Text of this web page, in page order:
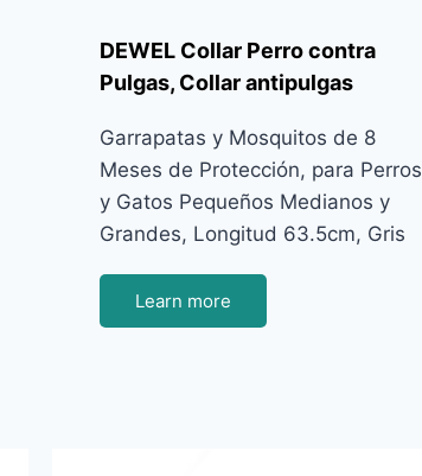
DEWEL Collar Perro contra
Pulgas, Collar antipulgas
Garrapatas y Mosquitos de 8
Meses de Protección, para Perros
y Gatos Pequeños Medianos y
Grandes, Longitud 63.5cm, Gris
Learn more